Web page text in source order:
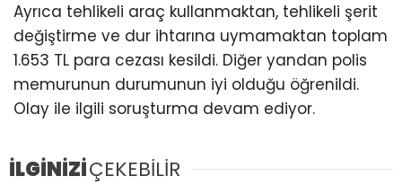
Ayrıca tehlikeli araç kullanmaktan, tehlikeli şerit
değiştirme ve dur ihtarına uymamaktan toplam
1.653 TL para cezası kesildi. Diğer yandan polis
memurunun durumunun iyi olduğu öğrenildi.
Olay ile ilgili soruşturma devam ediyor.
İLGİNİZİÇEKEBİLİR